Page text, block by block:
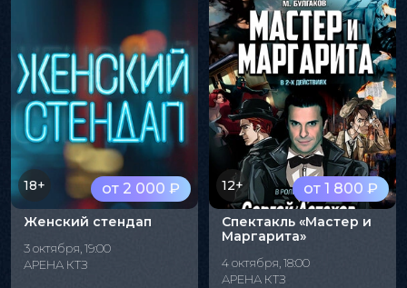
от 2 000 ₽
18+
Женский стендап
3 октября, 19:00
АРЕНА КТЗ
от 1 800 ₽
12+
Спектакль «Мастер и
Маргарита»
4 октября, 18:00
АРЕНА КТЗ